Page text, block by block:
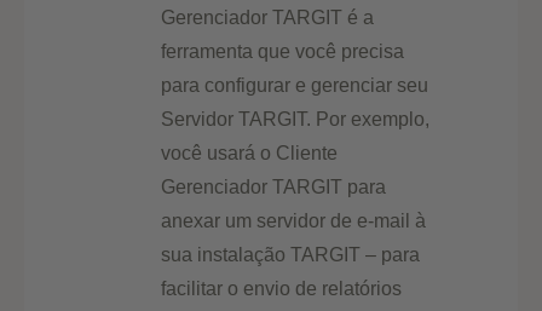
Gerenciador TARGIT é a
ferramenta que você precisa
para configurar e gerenciar seu
Servidor TARGIT. Por exemplo,
você usará o Cliente
Gerenciador TARGIT para
anexar um servidor de e-mail à
sua instalação TARGIT – para
facilitar o envio de relatórios